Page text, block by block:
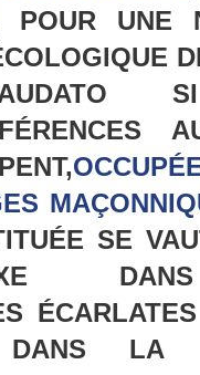
POUR UNE
SE
LA